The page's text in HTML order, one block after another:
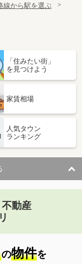
線から駅を選ぶ
「住みたい街」
を見つけよう
家賃相場
人気タウン
ランキング
動産
の物件を